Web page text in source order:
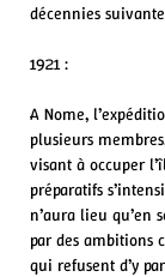
décennies
1921 :
A Nome,
plusieurs
visant à occuper
préparatifs
n’aura lieu qu’en
par des ambitions
qui refusent d’y